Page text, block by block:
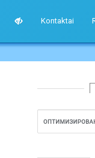
Kontaktai